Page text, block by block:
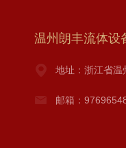
温州朗丰流体设
地址：浙江省温
邮箱：